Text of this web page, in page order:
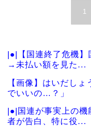
1
|●|【国連終了危機
→未払い額を見た...
【画像】はいだし
でいいの…？」
|●|国連が事実上の
者が告白、特に役...